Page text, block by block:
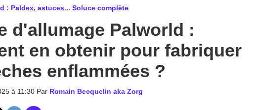
: Paldex, astuces... Soluce complète
d'allumage Palworld :
en obtenir pour fabriquer
enflammées ?
à 11:30 Par Romain Becquelin aka Zorg